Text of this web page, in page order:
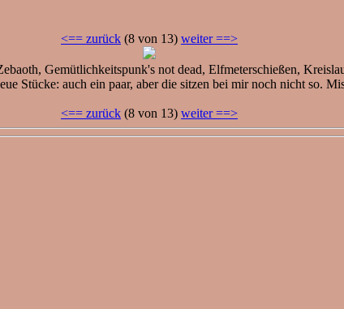
<== zurück (8 von 13) weiter ==>
Gemütlichkeitspunk's not dead, Elfmeterschießen,
Stücke: auch ein paar, aber die sitzen bei mir noch nicht so.
<== zurück (8 von 13) weiter ==>